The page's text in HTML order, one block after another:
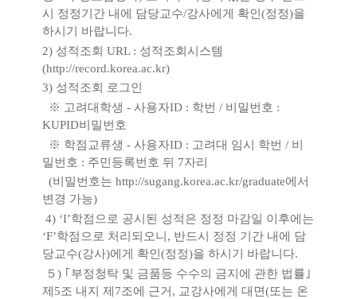
시 정정기간 내에 담당교수/강사에게 확인 (정정)을
하시기 바랍니다.
2) 성적조회 URL : 성적조회시스템
(http://record.korea.ac.kr)
3) 성적조회 로그인
※ 고려대학생 - 사용자ID : 학번 / 비밀번호 :
KUPID비밀번호
※ 학점교류생 - 사용자ID : 고려대 임시 학번 / 비
밀번호 : 주민등록번호 뒤 7자리
(비밀번호는 http://sugang.korea.ac.kr/graduate에서
변경 가능)
4) ‘I’학점으로 공시된 성적은 정정 마감일 이후에는
‘F’학점으로 처리되오니 , 반드시 정정 기간 내에 담
당교수(강사)에게 확인 (정정)을 하시기 바랍니다.
５) ｢ 부정청탁 및 금품등 수수의 금지에 관한 법률 ｣
제 5조 내지 제 7조에 근거 , 교강사에게 대면(또는 온